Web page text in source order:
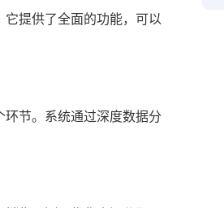
提供了全面的功能，可以
节。系统通过深度数据分